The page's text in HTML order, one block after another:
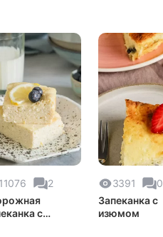
11076
2
с
3391
0
Запеканка с
изюмом